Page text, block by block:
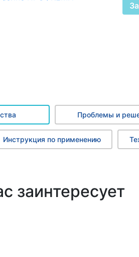
Проблемы и
Инструкция по применению
заинтересует